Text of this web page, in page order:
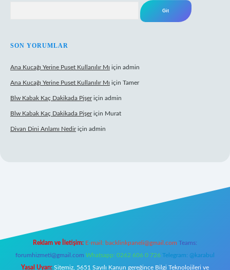
SON YORUMLAR
Ana Kucağı Yerine Puset Kullanılır Mı için admin
Ana Kucağı Yerine Puset Kullanılır Mı için Tamer
Blw Kabak Kaç Dakikada Pişeriçin admin
Blw Kabak Kaç Dakikada Pişeriçin Murat
Divan Dini Anlamı Nediriçin admin
Reklam ve İletişim: E-mail: backlinkpaneli@gmail.com Teams:
forumhizmeti@gmail.com Whatsapp: 0262 606 0 726 Telegram: @karabul
Yasal Uyarı: Sitemiz, 5651 Sayılı Kanun gereğince Bilgi Teknolojileri ve